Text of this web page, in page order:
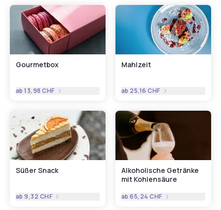
Gourmetbox
ab13,98 CHF
Mahlzeit
ab 25,16 CHF
Süßer Snack
ab9,32 CHF
Alkoholische Getränke
mit Kohlensäure
ab65,24 CHF